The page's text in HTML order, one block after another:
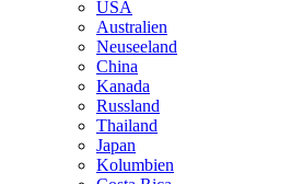
USA
Australien
Neuseeland
China
Kanada
Russland
Thailand
Japan
Kolumbien